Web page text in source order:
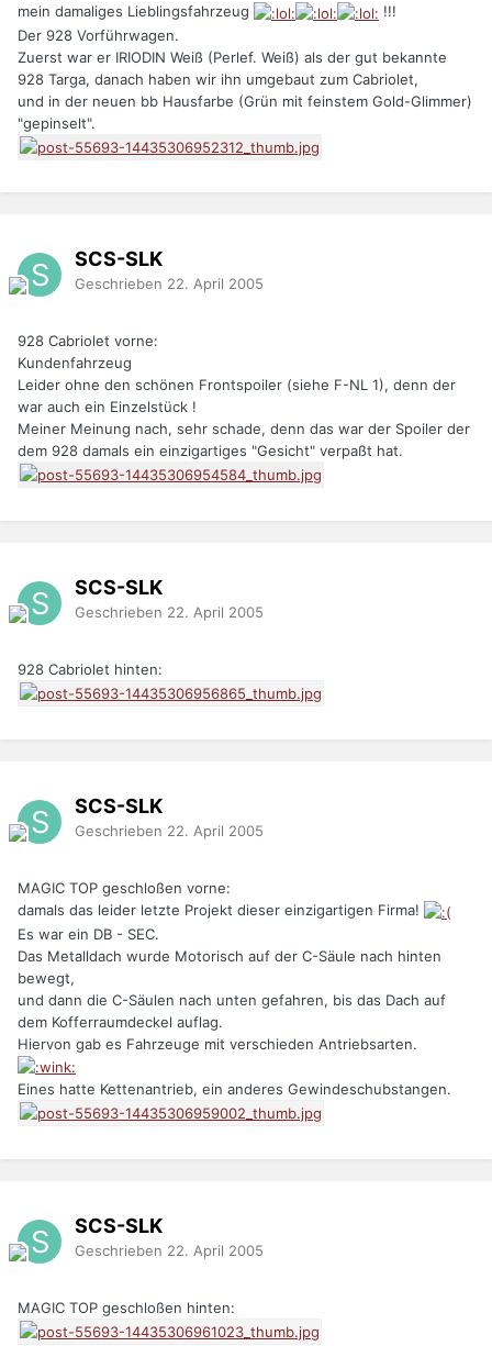
mein damaliges Lieblingsfahrzeug
!!!
Der 928 Vorführwagen.
Zuerst war er IRIODIN Weiß (Perlef. Weiß) als der gut bekannte
928 Targa, danach haben wir ihn umgebaut zum Cabriolet,
und in der neuen bb Hausfarbe (Grün mit feinstem Gold-Glimmer)
"gepinselt".
SCS-SLK
Geschrieben 22. April 2005
928 Cabriolet vorne:
Kundenfahrzeug
Leider ohne den schönen Frontspoiler (siehe F-NL 1), denn der
war auch ein Einzelstück !
Meiner Meinung nach, sehr schade, denn das war der Spoiler der
dem 928 damals ein einzigartiges "Gesicht" verpaßt hat.
SCS-SLK
Geschrieben 22. April 2005
928 Cabriolet hinten:
SCS-SLK
Geschrieben 22. April 2005
MAGIC TOP geschloßen vorne:
damals das leider letzte Projekt dieser einzigartigen Firma!
Es war ein DB - SEC.
Das Metalldach wurde Motorisch auf der C-Säule nach hinten
bewegt,
und dann die C-Säulen nach unten gefahren, bis das Dach auf
dem Kofferraumdeckel auflag.
Hiervon gab es Fahrzeuge mit verschieden Antriebsarten.
Eines hatte Kettenantrieb, ein anderes Gewindeschubstangen.
SCS-SLK
Geschrieben 22. April 2005
MAGIC TOP geschloßen hinten: